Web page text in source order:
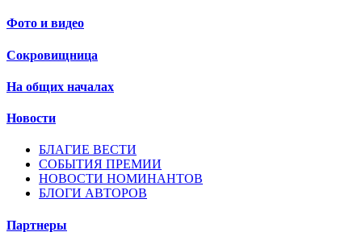
Фото и видео
Сокровищница
На общих началах
Новости
БЛАГИЕ ВЕСТИ
СОБЫТИЯ ПРЕМИИ
НОВОСТИ НОМИНАНТОВ
БЛОГИ АВТОРОВ
Партнеры